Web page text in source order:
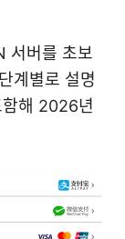
서버를 초보
계별로 설명
함해 2026년